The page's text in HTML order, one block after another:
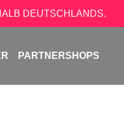
DEUTSCHLANDS.
PARTNERSHOPS